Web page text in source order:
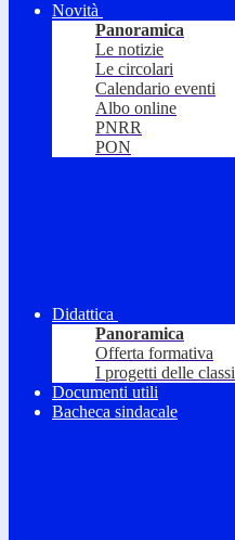
Novità
Panoramica
Le notizie
Le circolari
Calendario eventi
Albo online
PNRR
PON
Didattica
Panoramica
Offerta formativa
I progetti delle classi
Documenti utili
Bacheca sindacale